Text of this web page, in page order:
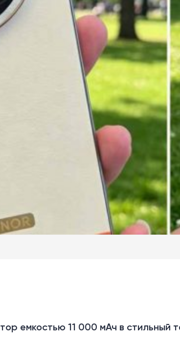
емкостью 11 000 мАч в стильный